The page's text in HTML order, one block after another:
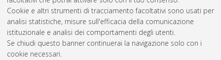
Cookie e altri strumenti di tracciamento facoltativi sono usati per
analisi statistiche, misure sull'efficacia della comunicazione
istituzionale e analisi dei comportamenti degli utenti.
Se chiudi questo banner continuerai la navigazione solo con i
cookie necessari.
Questa lista e' stata generata ilSat Aug 8 20:43:29 2026
Atom